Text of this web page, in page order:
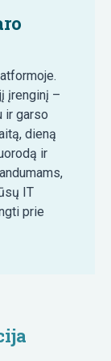
įrenginį –
ir garso
dieną
ir
IT
prie